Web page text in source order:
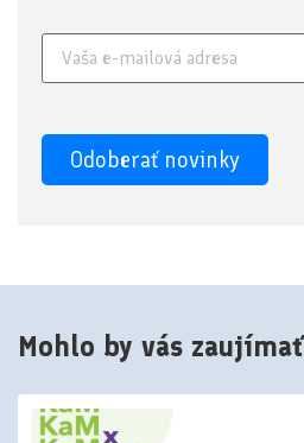
Mohlo by vás zaujímať